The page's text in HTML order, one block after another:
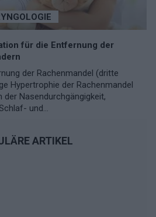
für die Entfernung der
der Rachenmandel (dritte
Hypertrophie der Rachenmandel
Nasendurchgängigkeit,
und...
ARTIKEL